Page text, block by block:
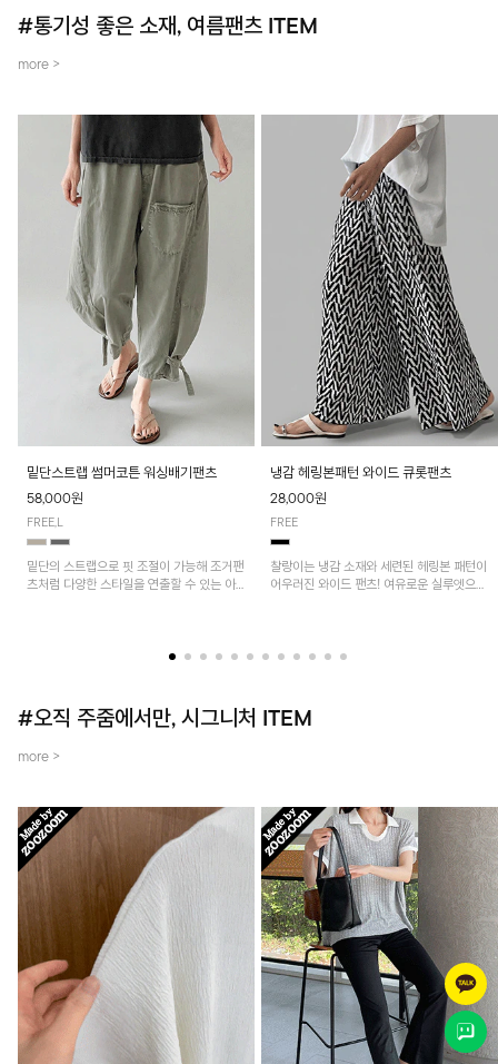
#통기성 좋은 소재, 여름팬츠 ITEM
more >
밑단스트랩 썸머코튼 워싱배기팬츠
58,000원
FREE,L
밑단의 스트랩으로 핏 조절이 가능해 조거팬
츠처럼 다양한 스타일을 연출할 수 있는 아
냉감 헤링본패턴 와이드 큐롯팬츠
28,000원
FREE
찰랑이는 냉감 소재와 세련된 헤링본 패턴이
어우러진 와이드 팬츠! 여유로운 실루엣으로
#오직 주줌에서만, 시그니처 ITEM
more >